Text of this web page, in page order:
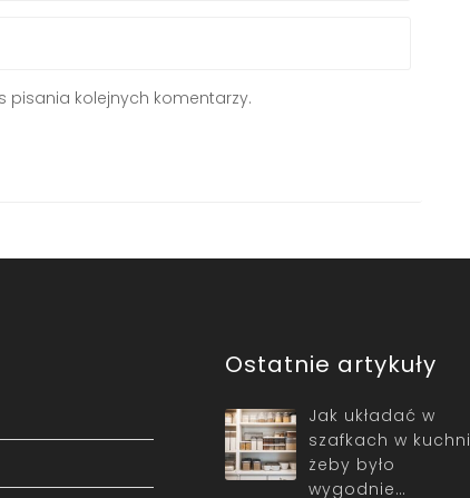
kolejnych komentarzy.
Ostatnie artykuły
Jak układać w
szafkach w kuchni
żeby było
wygodnie…